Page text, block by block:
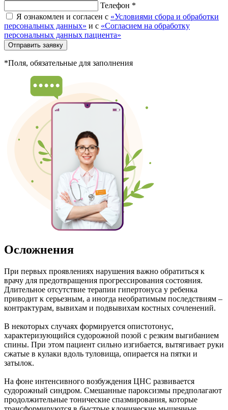
Телефон *
Я ознакомлен и согласен с «Условиями сбора и обработки
персональных данных» и с «Согласием на обработку
персональных данных пациента»
Отправить заявку
*Поля, обязательные для заполнения
Осложнения
При первых проявлениях нарушения важно обратиться к
врачу для предотвращения прогрессирования состояния.
Длительное отсутствие терапии гипертонуса у ребенка
приводит к серьезным, а иногда необратимым последствиям –
контрактурам, вывихам и подвывихам костных сочленений.
В некоторых случаях формируется опистотонус,
характеризующийся судорожной позой с резким выгибанием
спины. При этом пациент сильно изгибается, вытягивает руки
сжатые в кулаки вдоль туловища, опирается на пятки и
затылок.
На фоне интенсивного возбуждения ЦНС развивается
судорожный синдром. Смешанные пароксизмы предполагают
продолжительные тонические спазмирования, которые